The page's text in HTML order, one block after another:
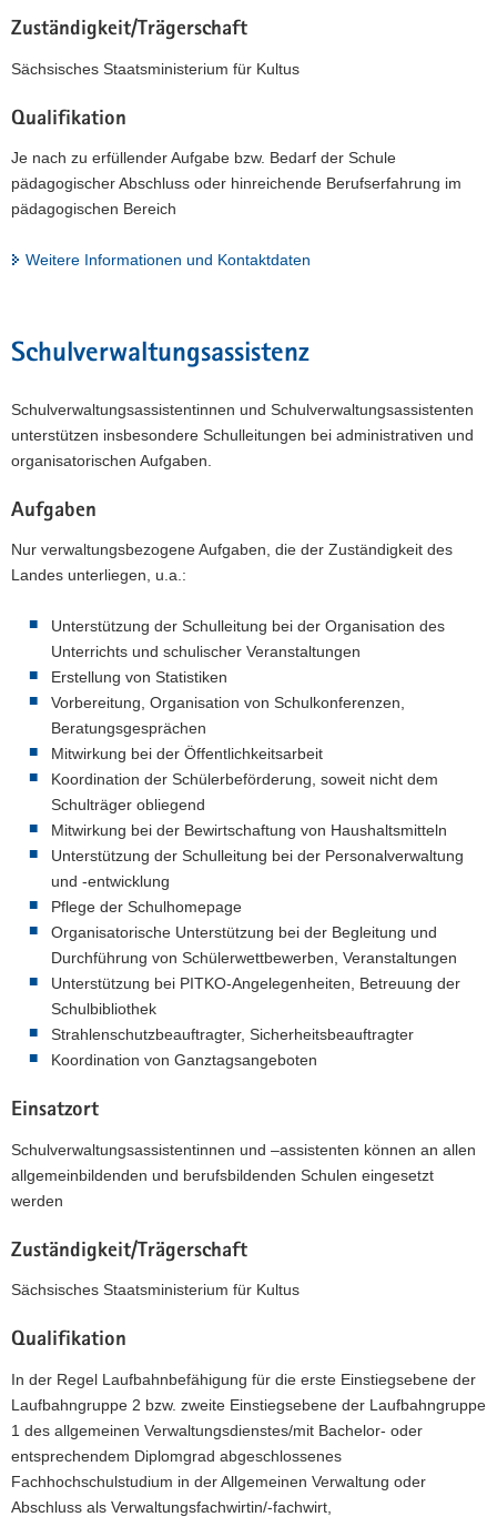
Zuständigkeit/Trägerschaft
Sächsisches Staatsministerium für Kultus
Qualifikation
Je nach zu erfüllender Aufgabe bzw. Bedarf der Schule
pädagogischer Abschluss oder hinreichende Berufserfahrung im
pädagogischen Bereich
Weitere Informationen und Kontaktdaten
Schulverwaltungsassistenz
Schulverwaltungsassistentinnen und Schulverwaltungsassistenten
unterstützen insbesondere Schulleitungen bei administrativen und
organisatorischen Aufgaben.
Aufgaben
Nur verwaltungsbezogene Aufgaben, die der Zuständigkeit des
Landes unterliegen, u.a.:
Unterstützung der Schulleitung bei der Organisation des
Unterrichts und schulischer Veranstaltungen
Erstellung von Statistiken
Vorbereitung, Organisation von Schulkonferenzen,
Beratungsgesprächen
Mitwirkung bei der Öffentlichkeitsarbeit
Koordination der Schülerbeförderung, soweit nicht dem
Schulträger obliegend
Mitwirkung bei der Bewirtschaftung von Haushaltsmitteln
Unterstützung der Schulleitung bei der Personalverwaltung
und -entwicklung
Pflege der Schulhomepage
Organisatorische Unterstützung bei der Begleitung und
Durchführung von Schülerwettbewerben, Veranstaltungen
Unterstützung bei PITKO-Angelegenheiten, Betreuung der
Schulbibliothek
Strahlenschutzbeauftragter, Sicherheitsbeauftragter
Koordination von Ganztagsangeboten
Einsatzort
Schulverwaltungsassistentinnen und –assistenten können an allen
allgemeinbildenden und berufsbildenden Schulen eingesetzt
werden
Zuständigkeit/Trägerschaft
Sächsisches Staatsministerium für Kultus
Qualifikation
In der Regel Laufbahnbefähigung für die erste Einstiegsebene der
Laufbahngruppe 2 bzw. zweite Einstiegsebene der Laufbahngruppe
1 des allgemeinen Verwaltungsdienstes/mit Bachelor- oder
entsprechendem Diplomgrad abgeschlossenes
Fachhochschulstudium in der Allgemeinen Verwaltung oder
Abschluss als Verwaltungsfachwirtin/-fachwirt,